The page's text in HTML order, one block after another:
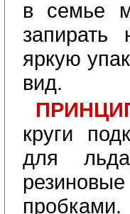
в семье
яркую
вид.
круги
для